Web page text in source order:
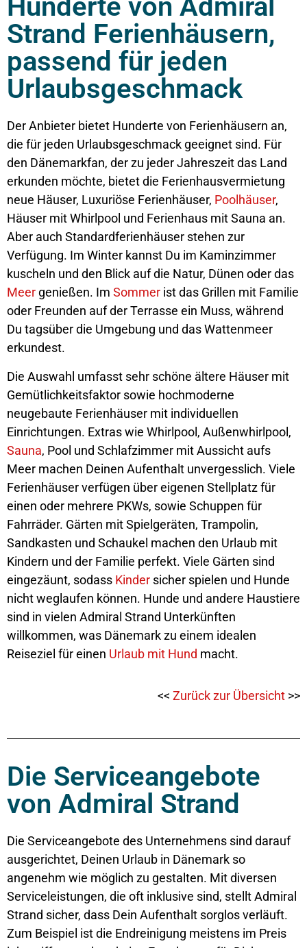
Hunderte von Admiral
Strand Ferienhäusern,
passend für jeden
Urlaubsgeschmack
Der Anbieter bietet Hunderte von Ferienhäusern an,
die für jeden Urlaubsgeschmack geeignet sind. Für
den Dänemarkfan, der zu jeder Jahreszeit das Land
erkunden möchte, bietet die Ferienhausvermietung
neue Häuser, Luxuriöse Ferienhäuser, Poolhäuser,
Häuser mit Whirlpool und Ferienhaus mit Sauna an.
Aber auch Standardferienhäuser stehen zur
Verfügung. Im Winter kannst Du im Kaminzimmer
kuscheln und den Blick auf die Natur, Dünen oder das
Meer genießen. Im Sommer ist das Grillen mit Familie
oder Freunden auf der Terrasse ein Muss, während
Du tagsüber die Umgebung und das Wattenmeer
erkundest.
Die Auswahl umfasst sehr schöne ältere Häuser mit
Gemütlichkeitsfaktor sowie hochmoderne
neugebaute Ferienhäuser mit individuellen
Einrichtungen. Extras wie Whirlpool, Außenwhirlpool,
Sauna, Pool und Schlafzimmer mit Aussicht aufs
Meer machen Deinen Aufenthalt unvergesslich. Viele
Ferienhäuser verfügen über eigenen Stellplatz für
einen oder mehrere PKWs, sowie Schuppen für
Fahrräder. Gärten mit Spielgeräten, Trampolin,
Sandkasten und Schaukel machen den Urlaub mit
Kindern und der Familie perfekt. Viele Gärten sind
eingezäunt, sodass Kinder sicher spielen und Hunde
nicht weglaufen können. Hunde und andere Haustiere
sind in vielen Admiral Strand Unterkünften
willkommen, was Dänemark zu einem idealen
Reiseziel für einen Urlaub mit Hund macht.
<< Zurück zur Übersicht >>
Die Serviceangebote
von Admiral Strand
Die Serviceangebote des Unternehmens sind darauf
ausgerichtet, Deinen Urlaub in Dänemark so
angenehm wie möglich zu gestalten. Mit diversen
Serviceleistungen, die oft inklusive sind, stellt Admiral
Strand sicher, dass Dein Aufenthalt sorglos verläuft.
Zum Beispiel ist die Endreinigung meistens im Preis